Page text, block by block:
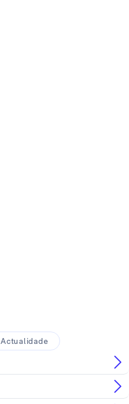
Actualidade